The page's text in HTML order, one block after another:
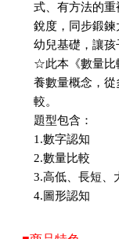
式、有方法的
銳度，同步鍛
幼兒基礎，讓孩
☆此本《數量比
養數量概念，
較。
題型包含：
1.數字認知
2.數量比較
3.高低、長短、
4.圖形認知